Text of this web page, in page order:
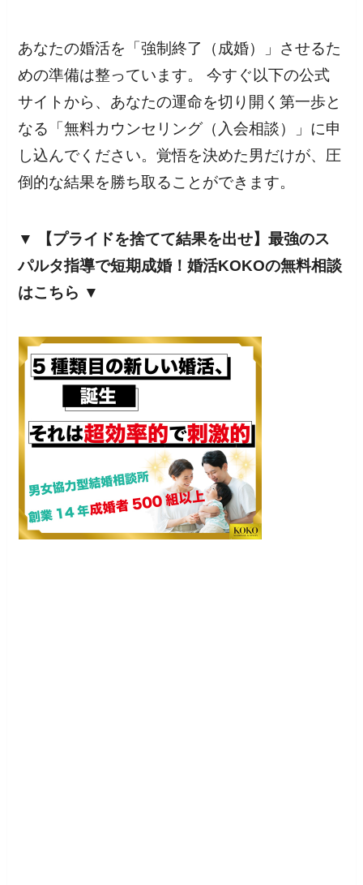
あなたの婚活を「強制終了（成婚）」させるた
めの準備は整っています。 今すぐ以下の公式
サイトから、あなたの運命を切り開く第一歩と
なる「無料カウンセリング（入会相談）」に申
し込んでください。覚悟を決めた男だけが、圧
倒的な結果を勝ち取ることができます。
▼ 【プライドを捨てて結果を出せ】最強のス
パルタ指導で短期成婚！婚活KOKOの無料相談
はこちら ▼